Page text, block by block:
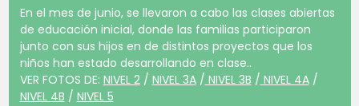
En el mes de junio, se llevaron a cabo las clases abiertas
de educación inicial, donde las familias participaron
junto con sus hijos en de distintos proyectos que los
niños han estado desarrollando en clase..
VER FOTOS DE: NIVEL 2/ NIVEL 3A/ NIVEL 3B / NIVEL 4A/
NIVEL 4B / NIVEL 5